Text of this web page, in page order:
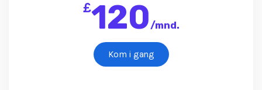
£120 /mnd.
Kom i gang